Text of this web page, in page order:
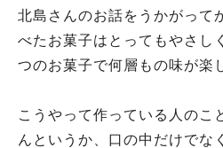
北島さんのお話をうかがって
べたお菓子はとってもやさし
つのお菓子で何層もの味が楽
こうやって作っている人のこ
んというか、口の中だけでな